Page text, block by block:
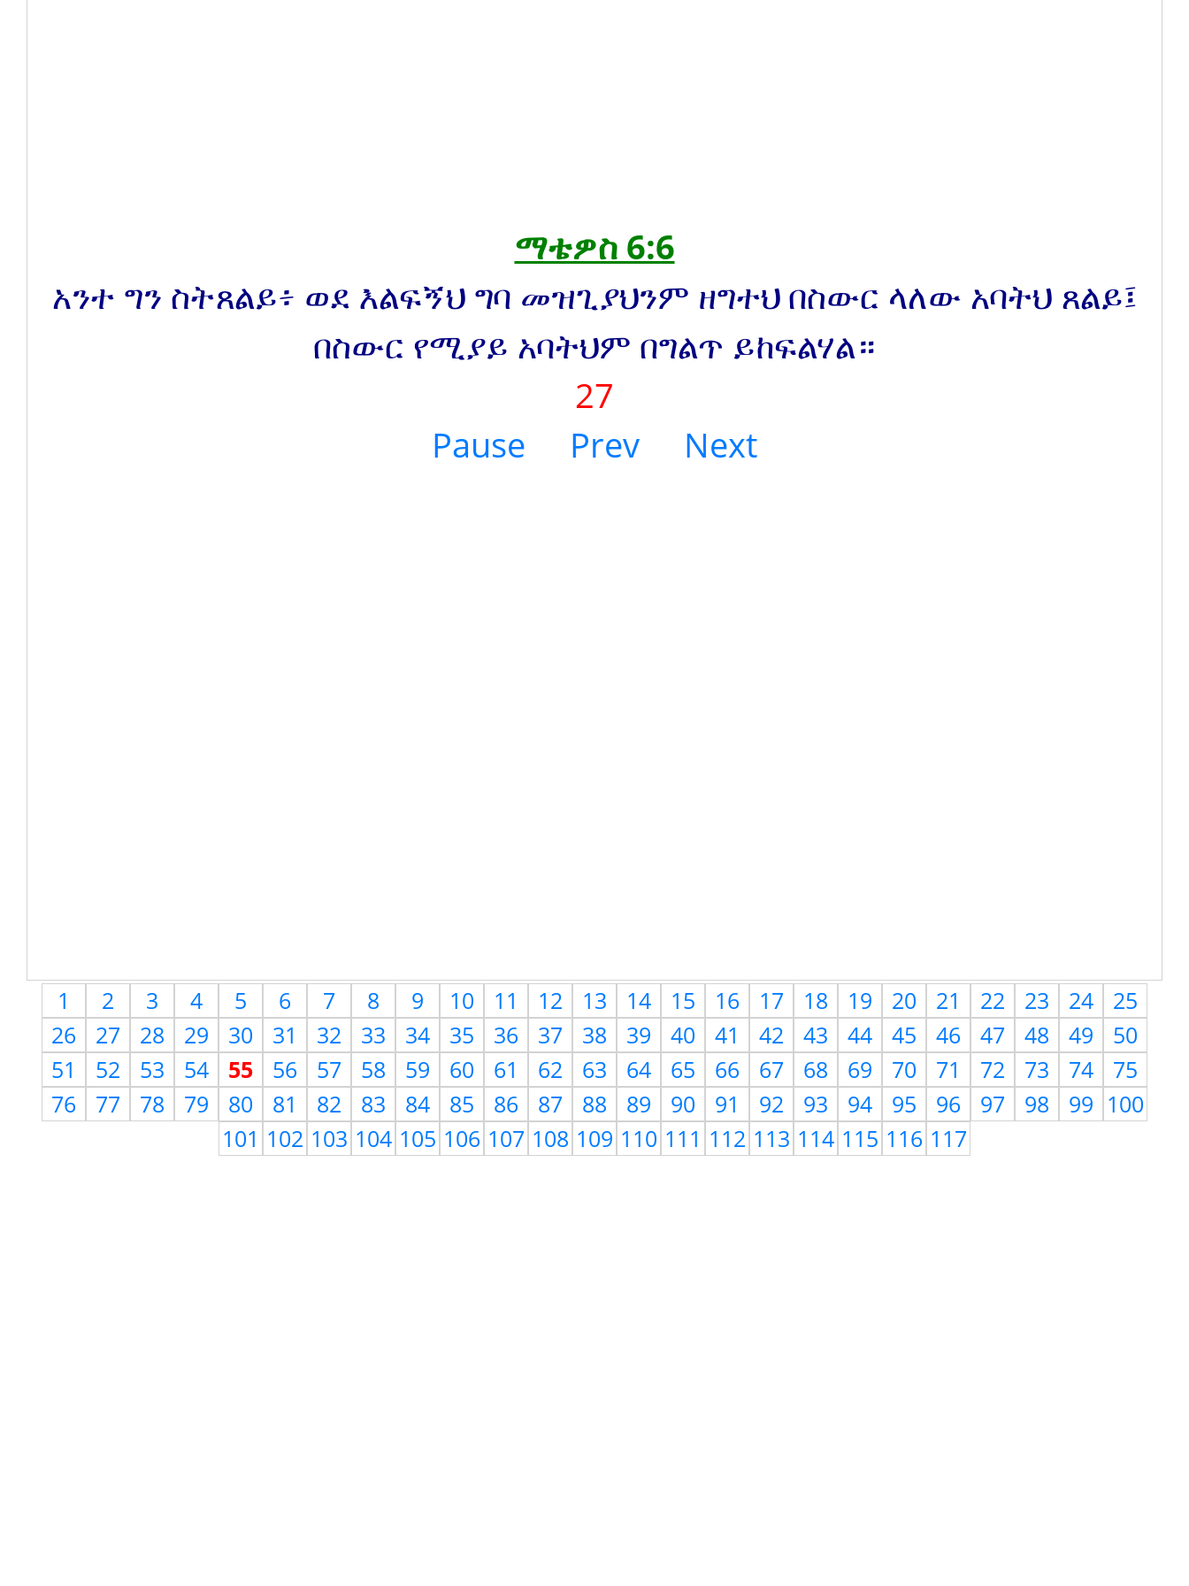
ማቴዎስ 6:6
አንተ ግን ስትጸልይ፥ ወደ እልፍኝህ ግባ መዝጊያህንም ዘግተህ በስውር ላለው አባትህ ጸልይ፤
በስውር የሚያይ አባትህም በግልጥ ይከፍልሃል።
27
Pause
Prev Next
1 2 3 4 5 6 7 8 9 10 11 12 13 14 15 16 17 18 19 20 21 22 23 24
25
26
27 28 29 30 31 32 33 34 35 36 37 38 39 40 41 42 43 44 45 46 47 48 49
50
51
52 53 54 55 56 57 58 59 60 61 62 63 64 65 66 67 68 69 70 71 72 73 74
75
76
77 78 79 80 81 82 83 84 85 86 87 88 89 90 91 92 93 94 95 96 97 98 99 100
101 102 103 104 105 106 107 108 109 110 111 112 113 114 115 116 117